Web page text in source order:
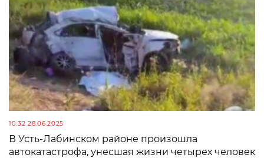
10:32 28.06.2025
В Усть-Лабинском районе произошла
автокатастрофа, унесшая жизни четырех человек